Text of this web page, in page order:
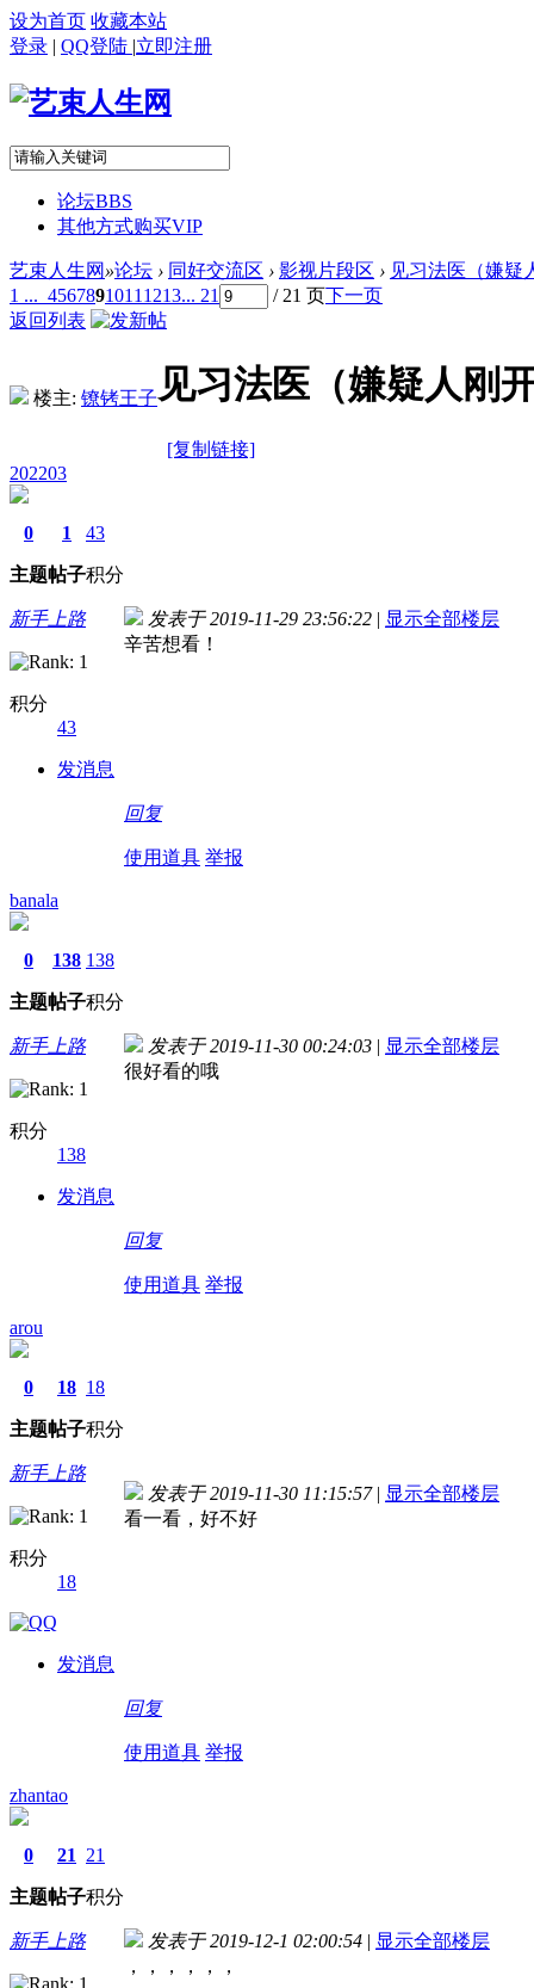
设为首页 收藏本站
登录 | QQ登陆 |立即注册
论坛BBS
其他方式购买VIP
艺束人生网 »论坛 › 同好交流区 › 影视片段区 › 见习法医（嫌疑
1 ... 4567891011 1213... 21 / 21 页下一页
返回列表
楼主: 镣铐王子见习法医（嫌疑人刚
[复制链接]
202203
0
主题
1
帖子
43
积分
新手上路
积分
43
发消息
发表于 2019-11-29 23:56:22 | 显示全部楼层
辛苦想看！
回复
使用道具 举报
banala
0
主题
138
帖子
138
积分
新手上路
积分
138
发消息
发表于 2019-11-30 00:24:03 | 显示全部楼层
很好看的哦
回复
使用道具 举报
arou
0
主题
18
帖子
18
积分
新手上路
积分
18
发消息
发表于 2019-11-30 11:15:57 | 显示全部楼层
看一看，好不好
回复
使用道具 举报
zhantao
0
主题
21
帖子
21
积分
新手上路 发表于 2019-12-1 02:00:54 | 显示全部楼层
，，，，，，